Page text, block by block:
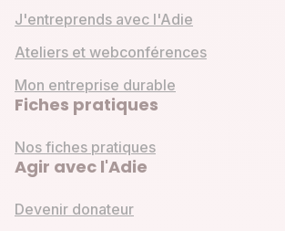
J'entreprends avec l'Adie
Ateliers et webconférences
Mon entreprise durable
Fiches pratiques
Nos fiches pratiques
Agir avec l'Adie
Devenir donateur